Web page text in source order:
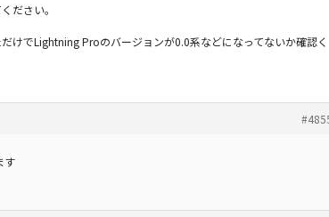
ださい。
けでLightning Proのバージョンが0.0系などになってないか確認く
す